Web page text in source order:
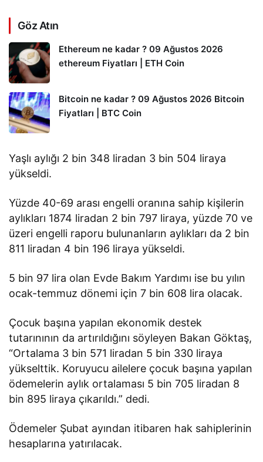
Göz Atın
Ethereum ne kadar ? 09 Ağustos 2026
ethereum Fiyatları | ETH Coin
Bitcoin ne kadar ? 09 Ağustos 2026 Bitcoin
Fiyatları | BTC Coin
Yaşlı aylığı 2 bin 348 liradan 3 bin 504 liraya
yükseldi.
Yüzde 40-69 arası engelli oranına sahip kişilerin
aylıkları 1874 liradan 2 bin 797 liraya, yüzde 70 ve
üzeri engelli raporu bulunanların aylıkları da 2 bin
811 liradan 4 bin 196 liraya yükseldi.
5 bin 97 lira olan Evde Bakım Yardımı ise bu yılın
ocak-temmuz dönemi için 7 bin 608 lira olacak.
Çocuk başına yapılan ekonomik destek
tutarınının da artırıldığını söyleyen Bakan Göktaş,
“Ortalama 3 bin 571 liradan 5 bin 330 liraya
yükselttik. Koruyucu ailelere çocuk başına yapılan
ödemelerin aylık ortalaması 5 bin 705 liradan 8
bin 895 liraya çıkarıldı.” dedi.
Ödemeler Şubat ayından itibaren hak sahiplerinin
hesaplarına yatırılacak.